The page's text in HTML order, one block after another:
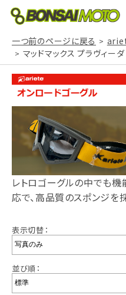
一つ前のページに戻る
マッドマックス プラヴィーダ
レトロゴーグルの中でも
応で、高品質のスポンジを
表示切替：
並び順：